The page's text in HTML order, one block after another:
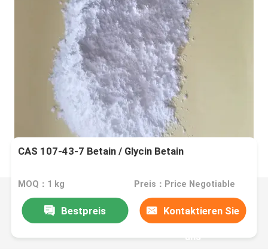
CAS 107-43-7 Betain / Glycin Betain
MOQ：1 kg Preis：Price Negotiable
Bestpreis Kontaktieren Sie
uns